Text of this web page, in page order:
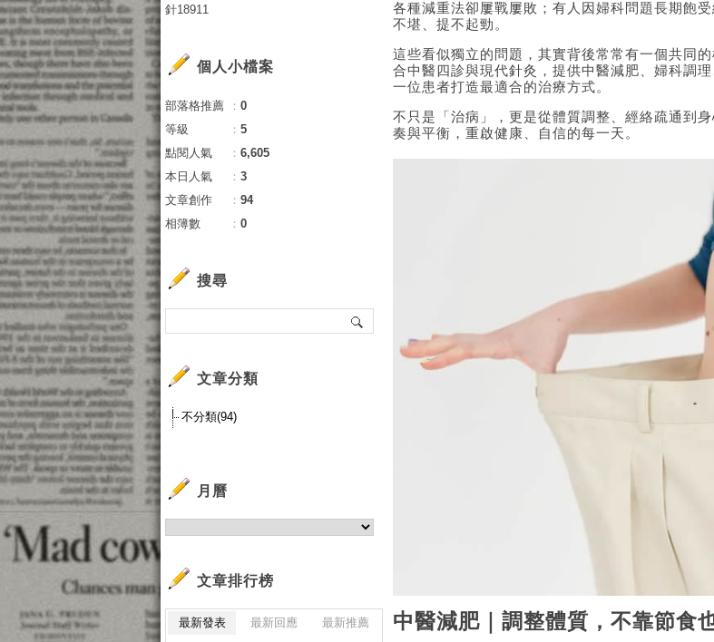
各種減重法卻屢戰屢敗；有人因婦科問題長期飽
不堪、提不起勁。
這些看似獨立的問題，其實背後常常有一個共同
合中醫四診與現代針灸，提供中醫減肥、婦科調
一位患者打造最適合的治療方式。
不只是「治病」，更是從體質調整、經絡疏通到
奏與平衡，重啟健康、自信的每一天。
中醫減肥｜調整體質，不靠節食
針18911
個人小檔案
部落格推薦 ： 0
等級
： 5
點閱人氣
： 6,605
本日人氣
： 3
文章創作
： 94
相簿數
： 0
搜尋
文章分類
不分類(94)
月曆
文章排行榜
最新發表 最新回應
最新推薦